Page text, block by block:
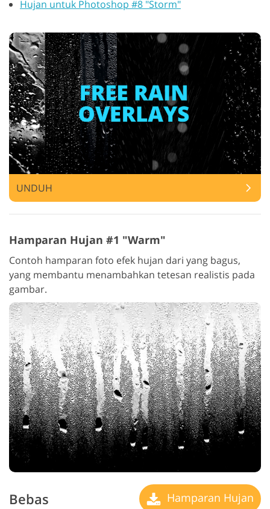
Hujan untuk Photoshop #8 "Storm"
UNDUH
Hamparan Hujan #1 "Warm"
Contoh hamparan foto efek hujan dari yang bagus,
yang membantu menambahkan tetesan realistis pada
gambar.
Bebas Hamparan Hujan